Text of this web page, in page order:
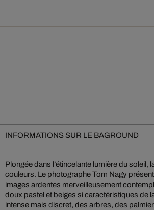
INFORMATIONS SUR LE BAGROUND
Plongée dans l’étincelante lumière du
couleurs. Le photographe Tom Nagy
images ardentes merveilleusement
doux pastel et beiges si caractéristiques de
intense mais discret, des arbres, des